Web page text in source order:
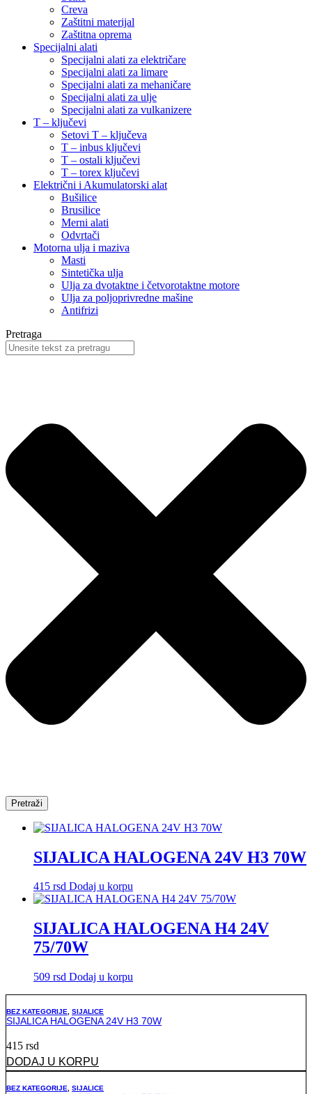
Creva
Zaštitni materijal
Zaštitna oprema
Specijalni alati
Specijalni alati za električare
Specijalni alati za limare
Specijalni alati za mehaničare
Specijalni alati za ulje
Specijalni alati za vulkanizere
T – ključevi
Setovi T – ključeva
T – inbus ključevi
T – ostali ključevi
T – torex ključevi
Električni i Akumulatorski alat
Bušilice
Brusilice
Merni alati
Odvrtači
Motorna ulja i maziva
Masti
Sintetička ulja
Ulja za dvotaktne i četvorotaktne motore
Ulja za poljoprivredne mašine
Antifrizi
Pretraga
Pretraži
SIJALICA HALOGENA 24V H3 70W
415 rsd Dodaj u korpu
SIJALICA HALOGENA H4 24V
75/70W
509 rsd Dodaj u korpu
BEZ KATEGORIJE, SIJALICE
SIJALICA HALOGENA 24V H3 70W
415 rsd
DODAJ U KORPU
BEZ KATEGORIJE, SIJALICE